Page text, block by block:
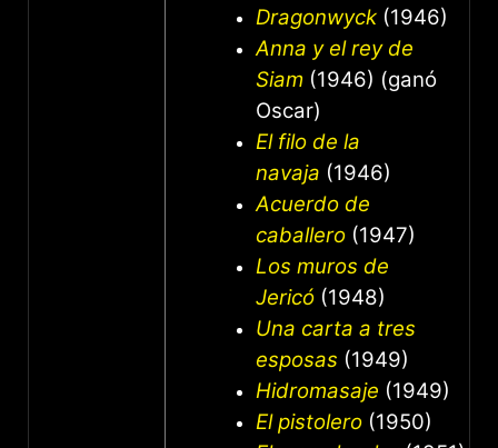
Dragonwyck (1946)
Anna y el rey de
Siam (1946) (ganó
Oscar)
El filo de la
navaja (1946)
Acuerdo de
caballero (1947)
Los muros de
Jericó (1948)
Una carta a tres
esposas (1949)
Hidromasaje (1949)
El pistolero (1950)